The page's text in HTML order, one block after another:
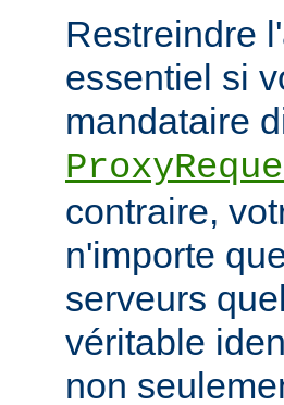
Restreindre
essentiel si
mandataire
contraire,
n'importe
serveurs
véritable
non